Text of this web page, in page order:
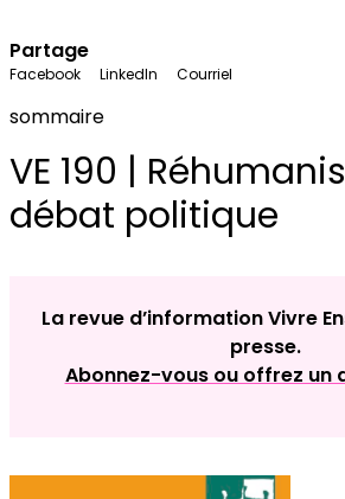
Partage
Facebook LinkedIn Courriel
sommaire
VE 190 |
débat politique
La revue d’information Vivre
presse.
Abonnez-vous ou offrez un